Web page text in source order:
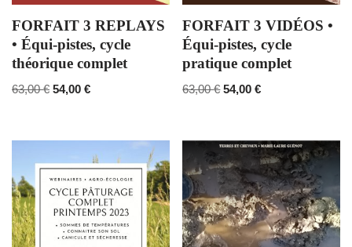
FORFAIT 3 REPLAYS
• Équi-pistes, cycle
théorique complet
63,00€ 54,00 €
FORFAIT 3 VIDÉOS •
Équi-pistes, cycle
pratique complet
63,00€ 54,00€